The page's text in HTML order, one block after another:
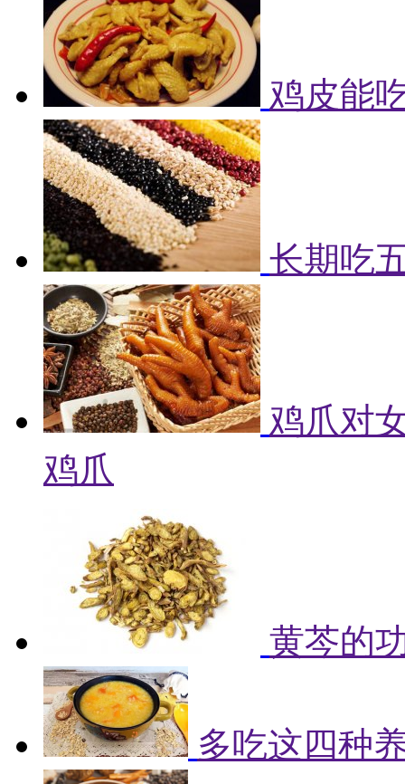
鸡皮能
长期吃
鸡爪对
鸡爪
黄芩的
多吃这四种